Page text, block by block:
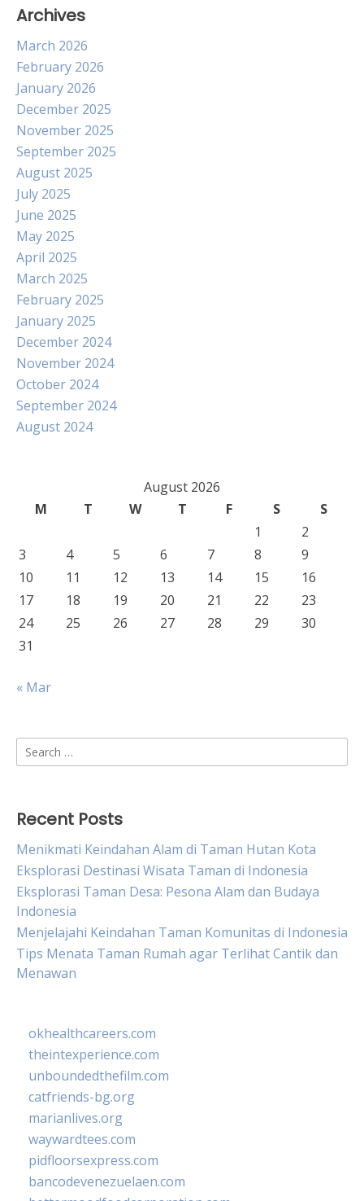
Archives
March 2026
February 2026
January 2026
December 2025
November 2025
September 2025
August 2025
July 2025
June 2025
May 2025
April 2025
March 2025
February 2025
January 2025
December 2024
November 2024
October 2024
September 2024
August 2024
August 2026
M
T W T F S
S
1
2
3
4 5 6 7 8
9
10
11 12 13 14 15
16
17
18 19 20 21 22
23
24
25 26 27 28 29
30
31
« Mar
Search
for:
Recent Posts
Menikmati Keindahan Alam di Taman Hutan Kota
Eksplorasi Destinasi Wisata Taman di Indonesia
Eksplorasi Taman Desa: Pesona Alam dan Budaya
Indonesia
Menjelajahi Keindahan Taman Komunitas di Indonesia
Tips Menata Taman Rumah agar Terlihat Cantik dan
Menawan
okhealthcareers.com
theintexperience.com
unboundedthefilm.com
catfriends-bg.org
marianlives.org
waywardtees.com
pidfloorsexpress.com
bancodevenezuelaen.com